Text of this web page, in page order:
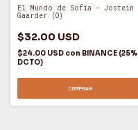
El Mundo de Sofía - Jostein
Gaarder (O)
$32.00 USD
$24.00 USD con BINANCE (25%
DCTO)
COMPRAR